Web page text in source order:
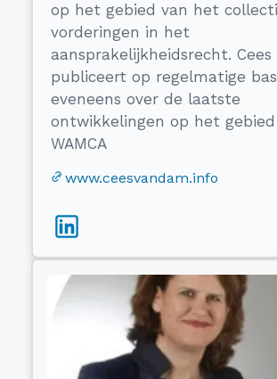
op het gebied van het
vorderingen in het
aansprakelijkheidsrecht. Cees
publiceert op regelmatige
eveneens over de laatste
ontwikkelingen op het
WAMCA
www.ceesvandam.info